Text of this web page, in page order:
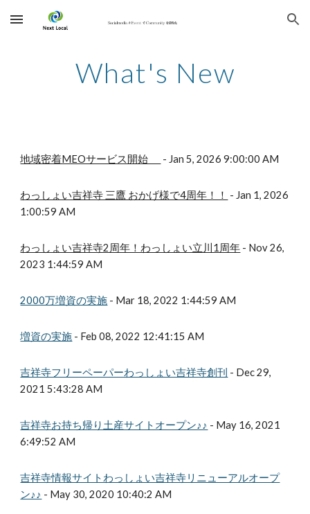
Skip to main content Skip to navigation
What's New
地域密着MEOサービス開始 - Jan 5, 2026 9:00:00 AM
わっしょい吉祥寺 三鷹 おかげ様で4周年！！ - Jan 1, 2026
1:00:59 AM
わっしょい吉祥寺2周年！わっしょい立川1周年 - Nov 26,
2023 1:44:59 AM
2000万増資の実施 - Mar 18, 2022 1:44:59 AM
増資の実施 - Feb 08, 2022 12:41:15 AM
吉祥寺フリーペーパーわっしょい吉祥寺創刊 - Dec 29,
2021 5:43:28 AM
吉祥寺お持ち帰り土産サイトオープン♪♪ - May 16, 2021
6:49:52 AM
吉祥寺情報サイトわっしょい吉祥寺リニューアルオープ
ン♪♪ - May 30, 2020 10:40:2 AM